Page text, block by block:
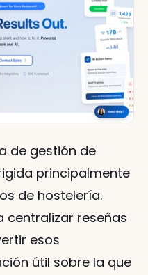
de gestión de
principalmente
de hostelería.
centralizar reseñas
esos
útil sobre la que